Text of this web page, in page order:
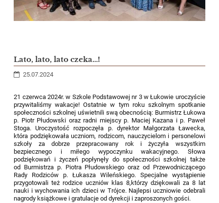
Lato, lato, lato czeka…!
25.07.2024
21 czerwca 2024r. w Szkole Podstawowej nr 3 w Łukowie uroczyście
przywitaliśmy wakacje! Ostatnie w tym roku szkolnym spotkanie
społeczności szkolnej uświetnili swą obecnością: Burmistrz Łukowa
p. Piotr Płudowski oraz radni miejscy p. Maciej Kazana i p. Paweł
Stoga. Uroczystość rozpoczęła p. dyrektor Małgorzata Ławecka,
która podziękowała uczniom, rodzicom, nauczycielom i personelowi
szkoły za dobrze przepracowany rok i życzyła wszystkim
bezpiecznego i miłego wypoczynku wakacyjnego. Słowa
podziękowań i życzeń popłynęły do społeczności szkolnej także
od Burmistrza p. Piotra Płudowskiego oraz od Przewodniczącego
Rady Rodziców p. Łukasza Wileńskiego. Specjalne wystąpienie
przygotowali też rodzice uczniów klas 8,którzy dziękowali za 8 lat
nauki i wychowania ich dzieci w Trójce. Najlepsi uczniowie odebrali
nagrody książkowe i gratulacje od dyrekcji i zaproszonych gości.